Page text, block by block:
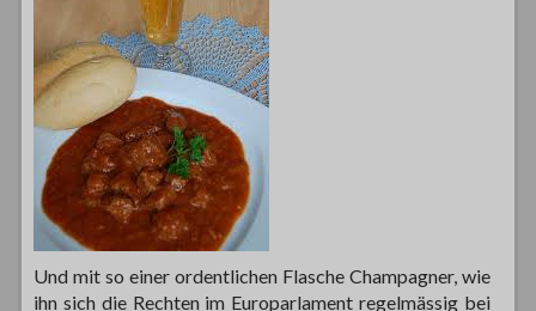
Und mit so einer ordentlichen Flasche Champagner, wie
ihn sich die Rechten im Europarlament regelmässig bei